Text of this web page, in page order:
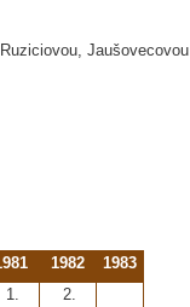
Jaušovecovou
1982
1983
1.
2.